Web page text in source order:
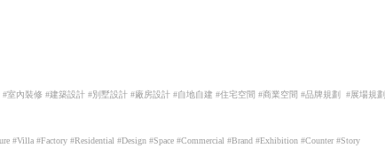
#室內裝修 #建築設計 #別墅設計 #廠房設計 #自地自建 #住宅空間 #商業空間 #品牌規劃 #展場規劃
#Villa #Factory #Residential #Design #Space #Commercial #Brand #Exhibition #Counter #Story